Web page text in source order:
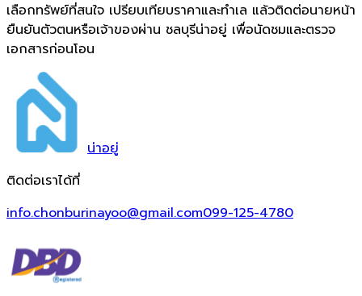
เลือกทรัพย์ที่สนใจ เปรียบเทียบราคาและทำเล แล้วติดต่อนายหน้า
ยืนยันตัวตนหรือเจ้าของผ่าน ชลบุรีน่าอยู่ เพื่อนัดชมและตรวจ
เอกสารก่อนโอน
น่าอยู่
ติดต่อเราได้ที่
info.chonburinayoo@gmail.com099-125-4780